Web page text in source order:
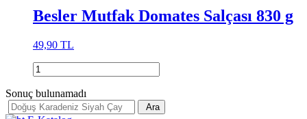
Besler Mutfak Domates Salçası 830 g
49,90 TL
Sonuç bulunamadı
Ara